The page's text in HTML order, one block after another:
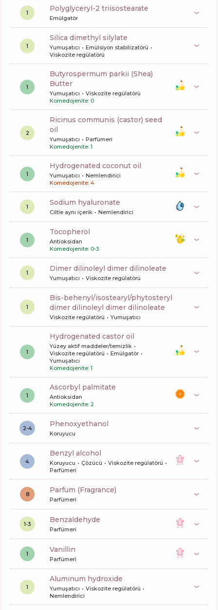
1 polyglyceryl-2 triisostearate
Emülgatör
1
silica dimethyl silylate
Yumuşatıcı
Emülsiyon stabilizatörü
Viskozite regülatörü
1
butyrospermum parkii (Shea)
Butter
Yumuşatıcı
Viskozite regülatörü
Komedojenite: 0
2
ricinus communis (castor) seed
oil
Yumuşatıcı
Parfümeri
Komedojenite: 1
1
hydrogenated coconut oil
Yumuşatıcı
Nemlendirici
Komedojenite: 4
1 sodium hyaluronate
Ciltle aynı içerik Nemlendirici
1
tocopherol
Antioksidan
Komedojenite: 0-3
1 dimer dilinoleyl dimer dilinoleate
Yumuşatıcı Viskozite regülatörü
1
bis-behenyl/isostearyl/phytosteryl
dimer dilinoleyl dimer dilinoleate
Viskozite regülatörü Yumuşatıcı
1
hydrogenated castor oil
Yüzey aktif maddeler/temizlik
Viskozite regülatörü
Emülgatör
Yumuşatıcı
Komedojenite: 1
1
ascorbyl palmitate
Antioksidan
Komedojenite: 2
2-4 phenoxyethanol
Koruyucu
4
benzyl alcohol
Koruyucu Çözücü
Viskozite regülatörü
Parfümeri
8 Parfum (Fragrance)
Parfümeri
1-3 benzaldehyde
Parfümeri
1 vanillin
Parfümeri
1
aluminum hydroxide
Yumuşatıcı
Viskozite regülatörü
Nemlendirici